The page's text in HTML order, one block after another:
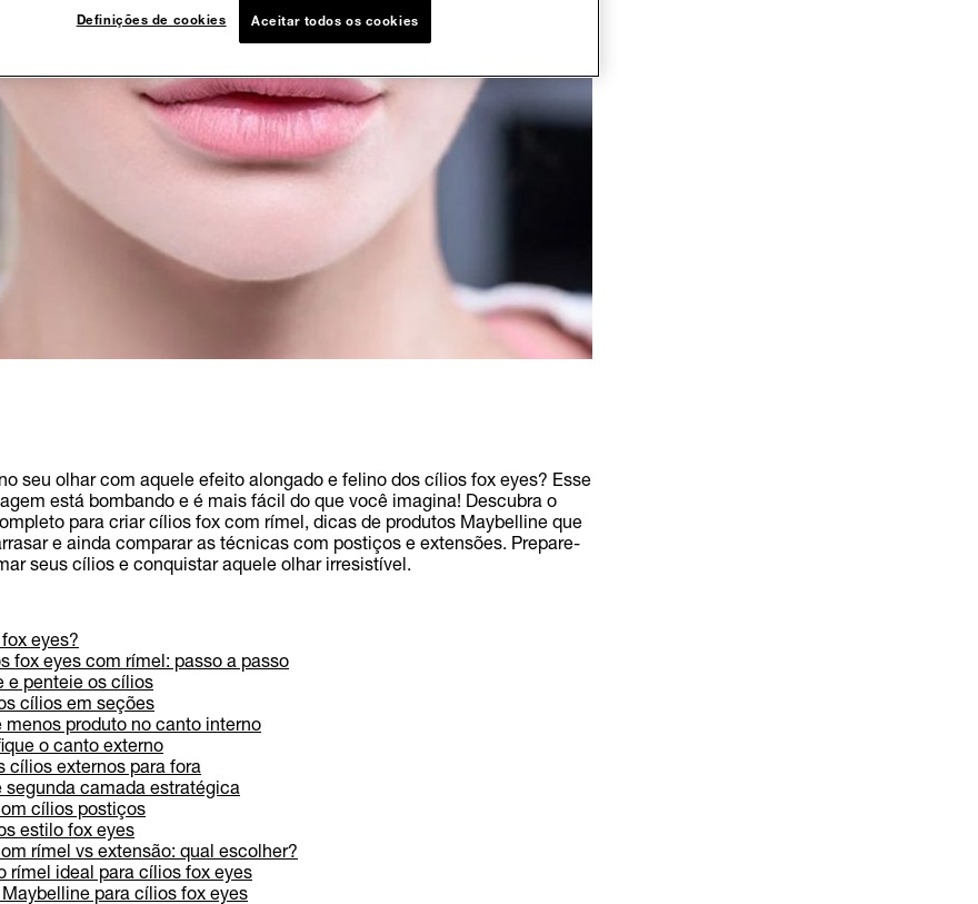
seu olhar com aquele efeito alongado e felino dos cílios fox eyes? Esse
está bombando e é mais fácil do que você imagina! Descubra o
para criar cílios fox com rímel, dicas de produtos Maybelline que
e ainda comparar as técnicas com postiços e extensões. Prepare-
seus cílios e conquistar aquele olhar irresistível.
eyes?
fox eyes com rímel: passo a passo
e penteie os cílios
cílios em seções
menos produto no canto interno
o canto externo
cílios externos para fora
segunda camada estratégica
cílios postiços
estilo fox eyes
rímel vs extensão: qual escolher?
rímel ideal para cílios fox eyes
para cílios fox eyes
Definições de cookies Aceitar todos os cookies